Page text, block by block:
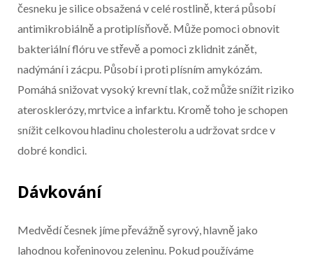
česneku je silice obsažená v celé rostlině, která působí
antimikrobiálně a protiplísňově. Může pomoci obnovit
bakteriální flóru ve střevě a pomoci zklidnit zánět,
nadýmání i zácpu. Působí i proti plísním amykózám.
Pomáhá snižovat vysoký krevní tlak, což může snížit riziko
aterosklerózy, mrtvice a infarktu. Kromě toho je schopen
snížit celkovou hladinu cholesterolu a udržovat srdce v
dobré kondici.
Dávkování
Medvědí česnek jíme převážně syrový, hlavně jako
lahodnou kořeninovou zeleninu. Pokud používáme